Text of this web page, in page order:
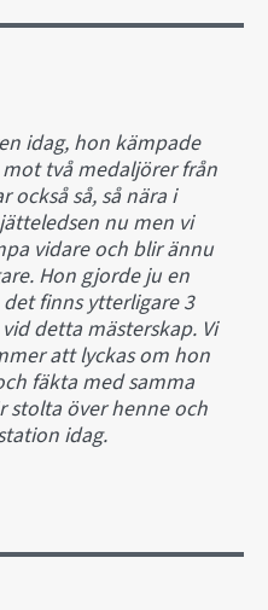
idag, hon kämpade
två medaljörer från
också så, så nära i
nu men vi
vidare och blir ännu
Hon gjorde ju en
finns ytterligare 3
detta mästerskap. Vi
att lyckas om hon
fäkta med samma
stolta över henne och
idag.